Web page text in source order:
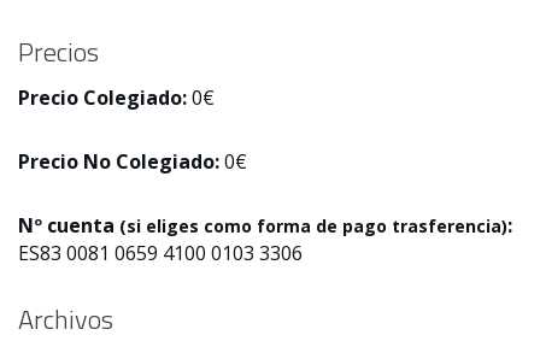
Precios
Precio Colegiado:0€
Precio No Colegiado:0€
Nº cuenta (si eliges como forma de pago trasferencia):
ES83 0081 0659 4100 0103 3306
Archivos